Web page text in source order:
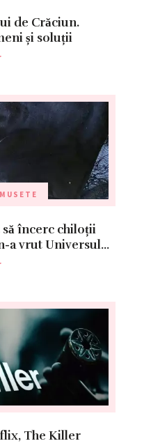
de Crăciun.
și soluții
să încerc chiloții
a vrut Universul…
The Killer